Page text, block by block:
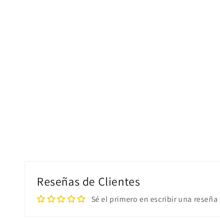
Reseñas de Clientes
Sé el primero en escribir una reseña